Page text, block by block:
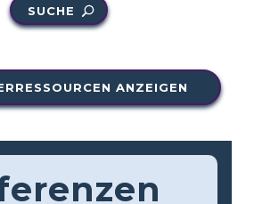
SUCHE
ANZEIGEN